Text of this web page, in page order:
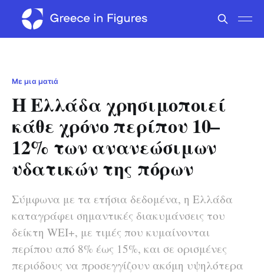
Με μια ματιά
Η Ελλάδα χρησιμοποιεί
κάθε χρόνο περίπου 10–
12% των ανανεώσιμων
υδατικών της πόρων
Σύμφωνα με τα ετήσια δεδομένα, η Ελλάδα
καταγράφει σημαντικές διακυμάνσεις του
δείκτη WEI+, με τιμές που κυμαίνονται
περίπου από 8% έως 15%, και σε ορισμένες
περιόδους να προσεγγίζουν ακόμη υψηλότερα